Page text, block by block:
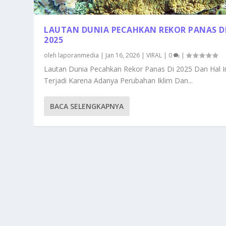
LAUTAN DUNIA PECAHKAN REKOR PANAS
2025
oleh laporanmedia | Jan 16, 2026 |VIRAL | 0 |
Lautan Dunia Pecahkan Rekor Panas Di 2025 Dan Hal
Terjadi Karena Adanya Perubahan Iklim Dan...
BACA SELENGKAPNYA